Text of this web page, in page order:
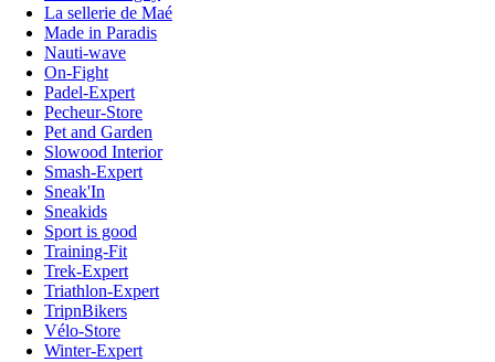
La sellerie de Maé
Made in Paradis
Nauti-wave
On-Fight
Padel-Expert
Pecheur-Store
Pet and Garden
Slowood Interior
Smash-Expert
Sneak'In
Sneakids
Sport is good
Training-Fit
Trek-Expert
Triathlon-Expert
TripnBikers
Vélo-Store
Winter-Expert